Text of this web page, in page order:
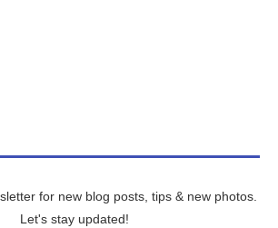
for new blog posts, tips & new photos.
Let's stay updated!